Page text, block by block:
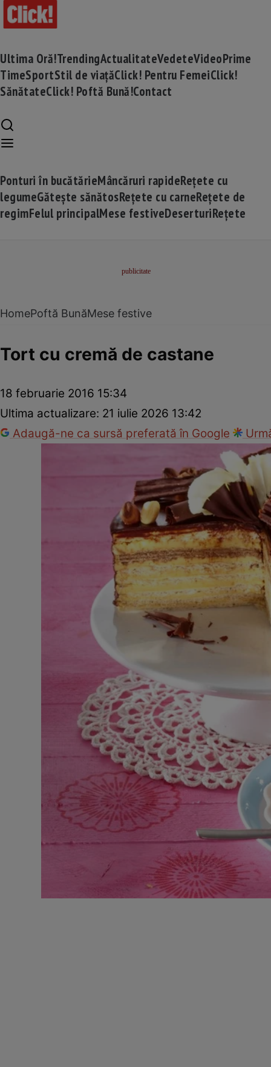
Ultima Oră!TrendingActualitateVedeteVideoPrime
TimeSportStil de viațăClick! Pentru FemeiClick!
SănătateClick! Poftă Bună!Contact
Ponturi în bucătărieMâncăruri rapideRețete cu
legumeGătește sănătosRețete cu carneRețete de
regimFelul principalMese festiveDeserturiRețete
HomePoftă BunăMese festive
Tort cu cremă de castane
18 februarie 2016 15:34
Ultima actualizare: 21 iulie 2026 13:42
Adaugă-ne ca sursă preferată în Google